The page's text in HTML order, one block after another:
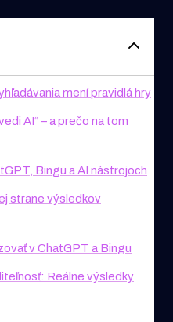
mení pravidlá hry
AI“ – a prečo na tom
Bingu a AI nástrojoch
strane výsledkov
v ChatGPT a Bingu
Reálne výsledky